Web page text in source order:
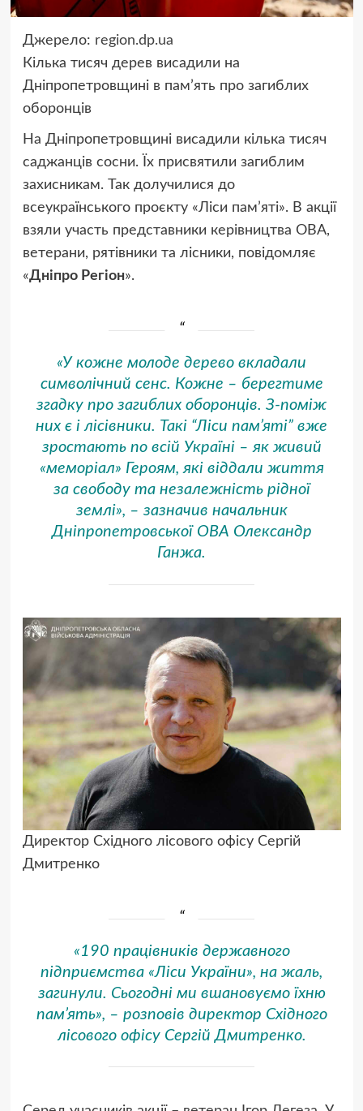
Джерело: region.dp.ua
Кілька тисяч дерев висадили на
Дніпропетровщині в пам’ять про загиблих
оборонців
На Дніпропетровщині висадили кілька тисяч
саджанців сосни. Їх присвятили загиблим
захисникам. Так долучилися до
всеукраїнського проєкту «Ліси пам’яті». В акції
взяли участь представники керівництва ОВА,
ветерани, рятівники та лісники, повідомляє
«Дніпро Регіон».
«У кожне молоде дерево вкладали
символічний сенс. Кожне – берегтиме
згадку про загиблих оборонців. З-поміж
них є і лісівники. Такі “Ліси пам’яті” вже
зростають по всій Україні – як живий
«меморіал» Героям, які віддали життя
за свободу та незалежність рідної
землі», – зазначив начальник
Дніпропетровської ОВА Олександр
Ганжа.
Директор Східного лісового офісу Сергій
Дмитренко
«190 працівників державного
підприємства «Ліси України», на жаль,
загинули. Сьогодні ми вшановуємо їхню
пам’ять», – розповів директор Східного
лісового офісу Сергій Дмитренко.